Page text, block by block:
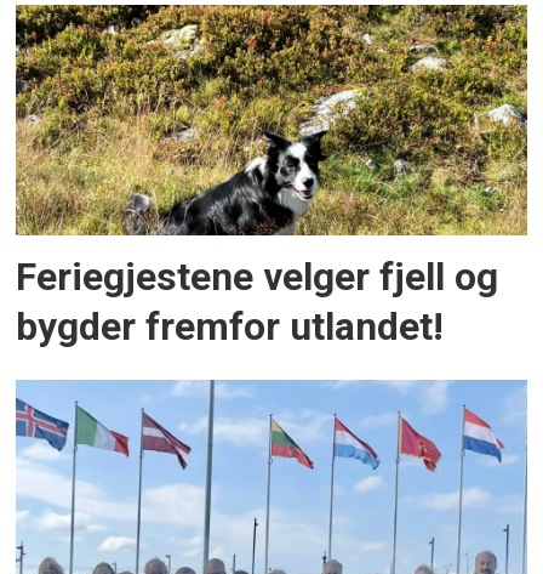
Feriegjestene velger fjell og
bygder fremfor utlandet!